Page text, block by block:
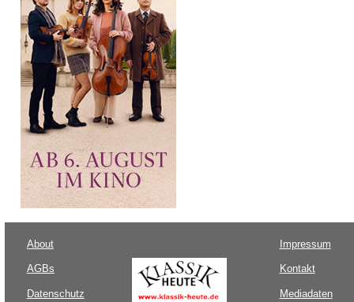
About
AGBs
Datenschutz
Impressum
Kontakt
Mediadaten